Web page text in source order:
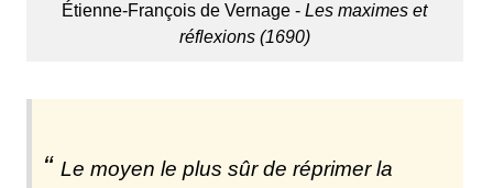
Étienne-François de Vernage -Les maximes et
réflexions (1690)
Le moyen le plus sûr de réprimer la